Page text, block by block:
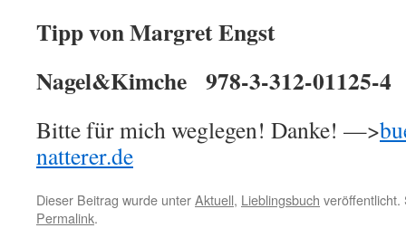
Tipp von Margret Engst
Nagel&Kimche 978-3-312-01125-
Bitte für mich weglegen! Danke! —>
natterer.de
Dieser Beitrag wurde unterAktuell, Lieblingsbuch veröffentlicht.
Permalink.